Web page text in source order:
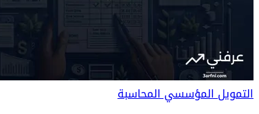
التمويل المؤسسيالمحاسبة